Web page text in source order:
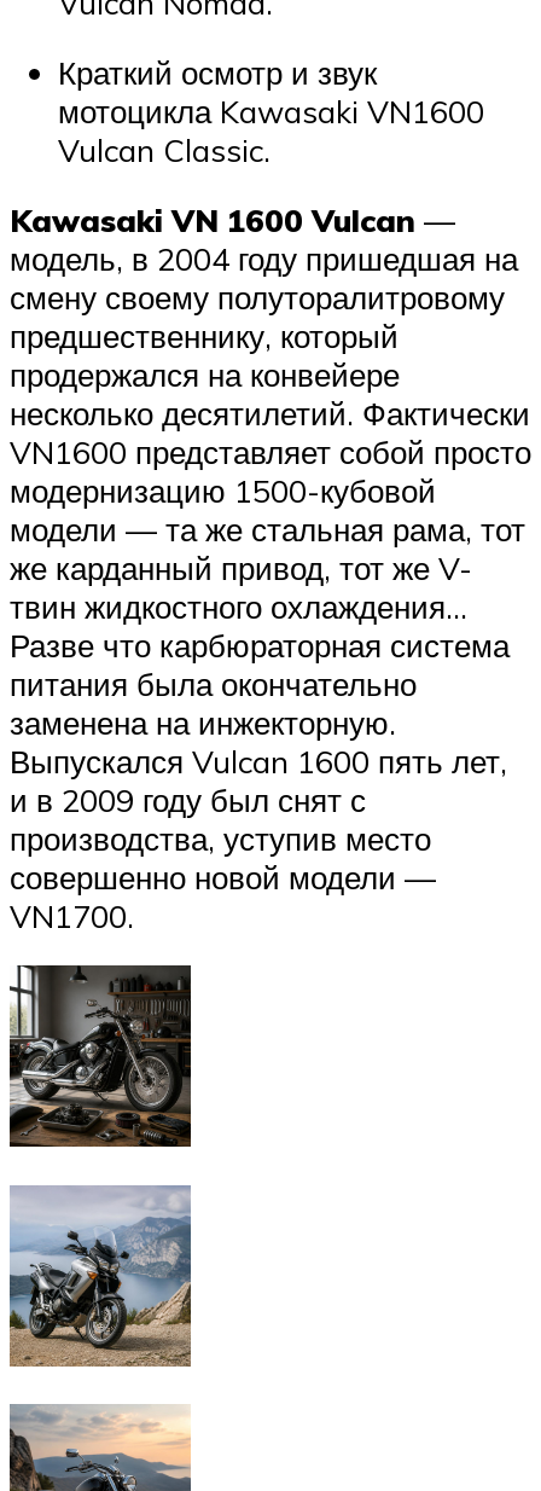
Краткий осмотр и звук
мотоцикла Kawasaki VN1600
Vulcan Classic.
Kawasaki VN 1600 Vulcan —
модель, в 2004 году пришедшая на
смену своему полуторалитровому
предшественнику, который
продержался на конвейере
несколько десятилетий. Фактически
VN1600 представляет собой просто
модернизацию 1500-кубовой
модели — та же стальная рама, тот
же карданный привод, тот же V-
твин жидкостного охлаждения…
Разве что карбюраторная система
питания была окончательно
заменена на инжекторную.
Выпускался Vulcan 1600 пять лет,
и в 2009 году был снят с
производства, уступив место
совершенно новой модели —
VN1700.